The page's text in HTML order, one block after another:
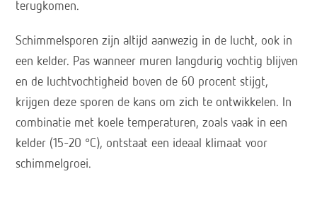
terugkomen.
Schimmelsporen zijn altijd aanwezig in de lucht, ook in
een kelder. Pas wanneer muren langdurig vochtig blijven
en de luchtvochtigheid boven de 60 procent stijgt,
krijgen deze sporen de kans om zich te ontwikkelen. In
combinatie met koele temperaturen, zoals vaak in een
kelder (15–20 °C), ontstaat een ideaal klimaat voor
schimmelgroei.